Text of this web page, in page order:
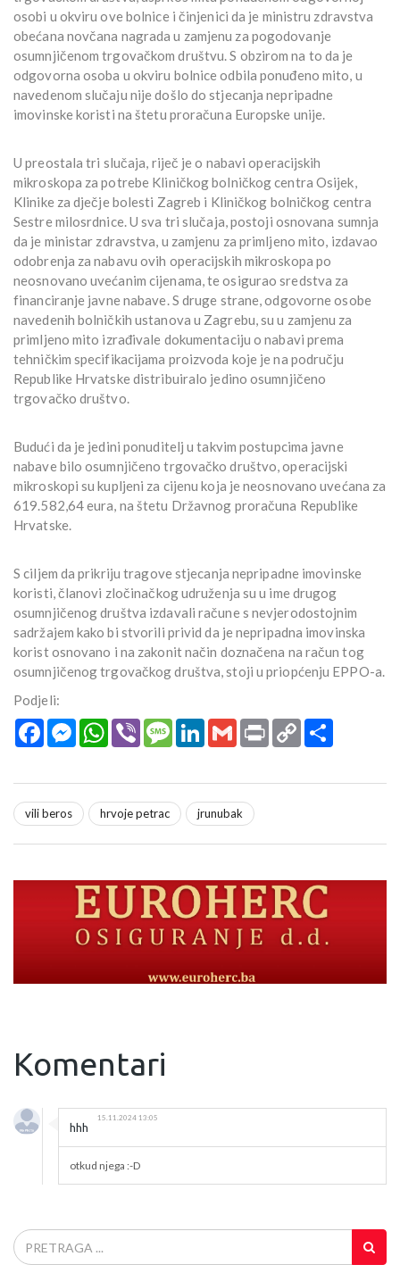
osobi u okviru ove bolnice i činjenici da je ministru zdravstva
obećana novčana nagrada u zamjenu za pogodovanje
osumnjičenom trgovačkom društvu. S obzirom na to da je
odgovorna osoba u okviru bolnice odbila ponuđeno mito, u
navedenom slučaju nije došlo do stjecanja nepripadne
imovinske koristi na štetu proračuna Europske unije.
U preostala tri slučaja, riječ je o nabavi operacijskih
mikroskopa za potrebe Kliničkog bolničkog centra Osijek,
Klinike za dječje bolesti Zagreb i Kliničkog bolničkog centra
Sestre milosrdnice. U sva tri slučaja, postoji osnovana sumnja
da je ministar zdravstva, u zamjenu za primljeno mito, izdavao
odobrenja za nabavu ovih operacijskih mikroskopa po
neosnovano uvećanim cijenama, te osigurao sredstva za
financiranje javne nabave. S druge strane, odgovorne osobe
navedenih bolničkih ustanova u Zagrebu, su u zamjenu za
primljeno mito izrađivale dokumentaciju o nabavi prema
tehničkim specifikacijama proizvoda koje je na području
Republike Hrvatske distribuiralo jedino osumnjičeno
trgovačko društvo.
Budući da je jedini ponuditelj u takvim postupcima javne
nabave bilo osumnjičeno trgovačko društvo, operacijski
mikroskopi su kupljeni za cijenu koja je neosnovano uvećana za
619.582,64 eura, na štetu Državnog proračuna Republike
Hrvatske.
S ciljem da prikriju tragove stjecanja nepripadne imovinske
koristi, članovi zločinačkog udruženja su u ime drugog
osumnjičenog društva izdavali račune s nevjerodostojnim
sadržajem kako bi stvorili privid da je nepripadna imovinska
korist osnovano i na zakonit način doznačena na račun tog
osumnjičenog trgovačkog društva, stoji u priopćenju EPPO-a.
Podjeli:
FacebookMessengerWhatsApp
Viber MessageLinkedInGmail Print Copy
Link
vili beros hrvoje petrac jrunubak
Komentari
hhh
15.11.2024 13:05
otkud njega :-D